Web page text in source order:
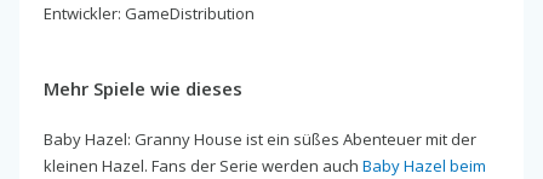
Entwickler: GameDistribution
Mehr Spiele wie dieses
Baby Hazel: Granny House ist ein süßes Abenteuer mit der
kleinen Hazel. Fans der Serie werden auch Baby Hazel beim